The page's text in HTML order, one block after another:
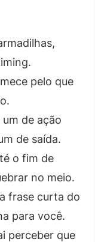
pelo que
um de ação
de saída.
o fim de
no meio.
frase curta do
para você.
perceber que